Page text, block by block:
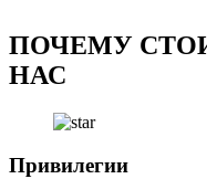
ПОЧЕМУ
НАС
Привилегии